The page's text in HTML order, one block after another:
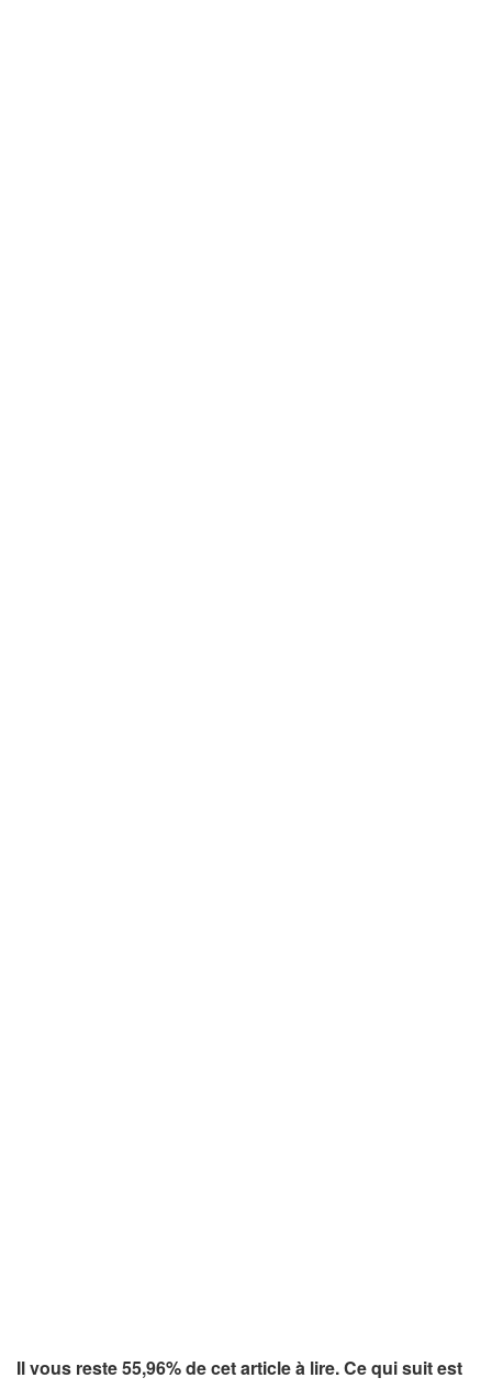
Il vous reste 55,96% de cet article à lire. Ce qui suit est